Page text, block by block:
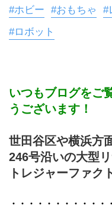
#ホビー #おもちゃ #
#ロボット
いつもブログをご
うございます！
世田谷区や横浜方
246号沿いの大型
トレジャーファク
・・・・・・・・・・・